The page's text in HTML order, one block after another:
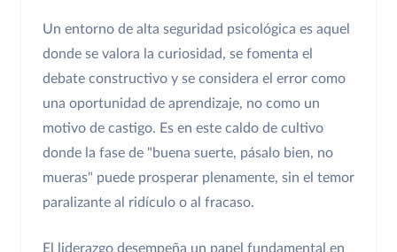
Un entorno de alta seguridad psicológica es aquel
donde se valora la curiosidad, se fomenta el
debate constructivo y se considera el error como
una oportunidad de aprendizaje, no como un
motivo de castigo. Es en este caldo de cultivo
donde la fase de "buena suerte, pásalo bien, no
mueras" puede prosperar plenamente, sin el temor
paralizante al ridículo o al fracaso.
El liderazgo desempeña un papel fundamental en